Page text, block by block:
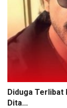
Diduga Terlibat
Dita...